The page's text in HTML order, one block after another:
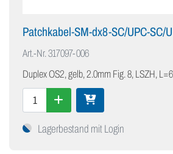
Patchkabel-SM-dx8-SC/UPC-SC/
Art.-Nr.317097-006
Duplex OS2, gelb, 2.0mm Fig. 8, LSZH,
Lagerbestand mit Login